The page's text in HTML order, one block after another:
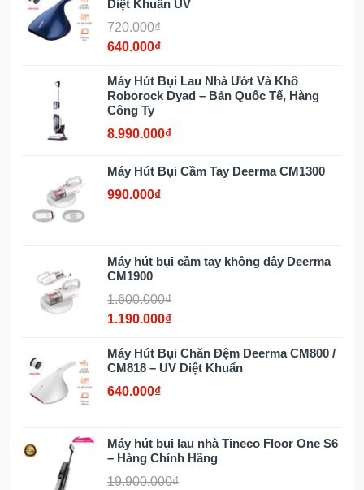
Những tính năng đột phá trên
Dreame H11 Max
Diệt Khuẩn UV
720.000₫
640.000₫
Máy Hút Bụi Lau Nhà Ướt Và Khô
Roborock Dyad – Bản Quốc Tế, Hàng
Công Ty
8.990.000₫
Máy Hút Bụi Cầm Tay Deerma CM1300
990.000₫
Máy hút bụi cầm tay không dây Deerma
CM1900
1.600.000₫
1.190.000₫
Máy Hút Bụi Chăn Đệm Deerma CM800 /
CM818 – UV Diệt Khuẩn
640.000₫
Máy hút bụi lau nhà Tineco Floor One S6
– Hàng Chính Hãng
19.900.000₫